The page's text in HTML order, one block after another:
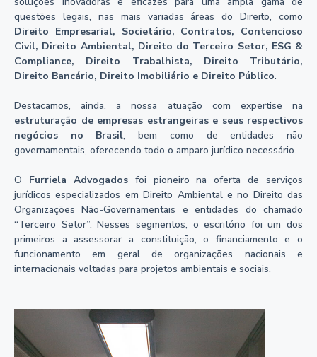
questões legais, nas mais variadas áreas do Direito, como
Direito Empresarial, Societário, Contratos, Contencioso
Civil, Direito Ambiental, Direito do Terceiro Setor, ESG &
Compliance, Direito Trabalhista, Direito Tributário,
Direito Bancário, Direito Imobiliário e Direito Público.
Destacamos, ainda, a nossa atuação com expertise na
estruturação de empresas estrangeiras e seus respectivos
negócios no Brasil, bem como de entidades não
governamentais, oferecendo todo o amparo jurídico necessário.
O Furriela Advogadosfoi pioneiro na oferta de serviços
jurídicos especializados em Direito Ambiental e no Direito das
Organizações Não-Governamentais e entidades do chamado
“Terceiro Setor”. Nesses segmentos, o escritório foi um dos
primeiros a assessorar a constituição, o financiamento e o
funcionamento em geral de organizações nacionais e
internacionais voltadas para projetos ambientais e sociais.